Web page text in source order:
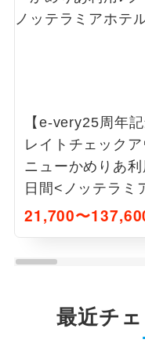
【e-very25周年
レイトチェック
ニューかめりあ
日間<ノッテラミ
21,700〜
最近チ